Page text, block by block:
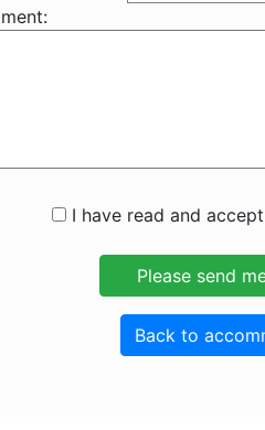
I have read and
Back to